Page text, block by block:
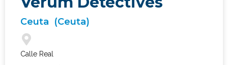
Ceuta (Ceuta)
Calle Real